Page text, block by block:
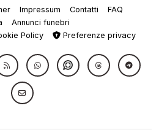
Impressum Contatti
FAQ
Annunci funebri
Policy Preferenze privacy